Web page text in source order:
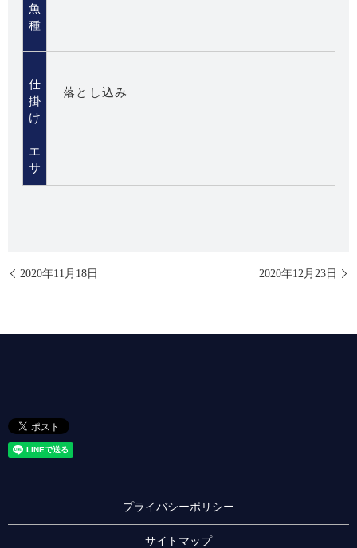
魚
種
仕
掛
け
落とし込み
エ
サ
2020年11月18日 2020年12月23日
プライバシーポリシー
サイトマップ